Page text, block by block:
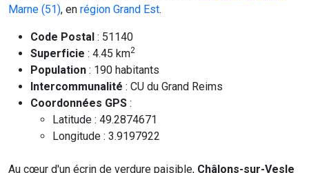
Marne (51), en région Grand Est.
Code Postal : 51140
Superficie : 4.45 km2
Population : 190 habitants
Intercommunalité : CU du Grand Reims
Coordonnées GPS :
Latitude : 49.2874671
Longitude : 3.9197922
Au cœur d'un écrin de verdure paisible, Châlons-sur-Vesle